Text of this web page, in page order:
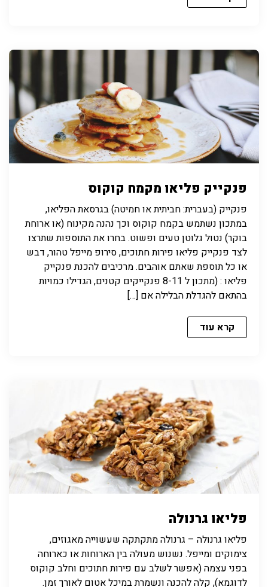
פנקייק פליאו מקמח קוקוס
פנקייק (בעברית: חביתית או חמיטה) בגרסאת הפליאו,
במתכון נשתמש בקמח קוקוס וכך נהנה מקינוח (או ארוחת
בוקר) נטול גלוטן טעים ופשוט. בחרו את התוספות שתרצו
לצד פנקייק פליאו פירות חתוכים, סירופ מייפל טהור, דבש
או כל תוספת שאתם אוהבים. מרכיבים להכנת פנקייק
פליאו : (מתכון ל 8-11 פנקייקים קטנים, הגדילו כמויות
בהתאם להגדלת הבלילה אם […]
קרא עוד
פליאו גרנולה
פליאו גרנולה – גרנולה מתקתקה שעשוייה מאגוזים,
צימוקים ומייפל. נשנוש מעולה בין הארוחות או כארוחה
בפני עצמה (אפשר לשלב עם פירות חתוכים וחלב קוקוס
לדוגמא), קלה להכנה ונשמרת במיכל אטום לאורך זמן.